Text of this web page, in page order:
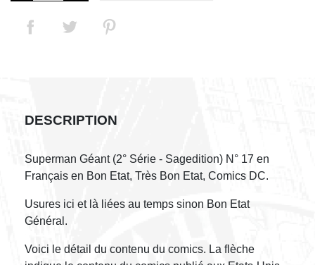
DESCRIPTION
Superman Géant (2° Série - Sagedition) N° 17 en
Français en Bon Etat, Très Bon Etat, Comics DC.
Usures ici et là liées au temps sinon Bon Etat
Général.
Voici le détail du contenu du comics. La flèche